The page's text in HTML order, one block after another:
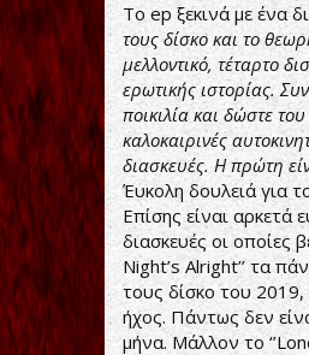
Το ep ξεκινά με ένα
τους δίσκο και το
μελλοντικό, τέταρτο
ερωτικής ιστορίας.
ποικιλία και δώστε
καλοκαιρινές
διασκευές. Η πρώτη
Έυκολη δουλειά για
Επίσης είναι αρκετά
διασκευές οι οποίες
Night’s Alright’’ τα
τους δίσκο του 2019,
ήχος. Πάντως δεν
μήνα. Μάλλον το